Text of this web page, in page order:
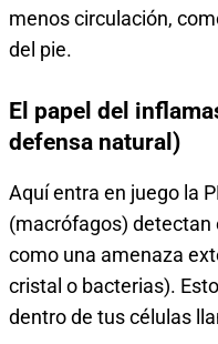
menos circulación,
del pie.
El papel del
defensa natural)
Aquí entra en juego la
(macrófagos) detectan
como una amenaza
cristal o bacterias).
dentro de tus células